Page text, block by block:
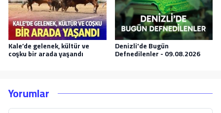
Kale’de gelenek, kültür ve
coşku bir arada yaşandı
Denizli'de Bugün
Defnedilenler - 09.08.2026
Yorumlar